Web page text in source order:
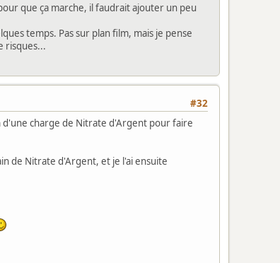
que ça marche, il faudrait ajouter un peu
temps. Pas sur plan film, mais je pense
risques...
#32
charge de Nitrate d'Argent pour faire
de Nitrate d'Argent, et je l'ai ensuite